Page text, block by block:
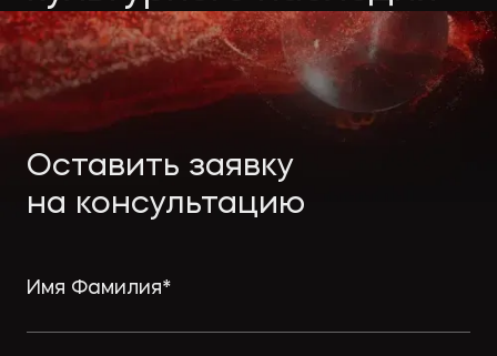
Экологическое
право
в СМИ
Полезные
материалы
Статьи
Оставить заявку
на консультацию